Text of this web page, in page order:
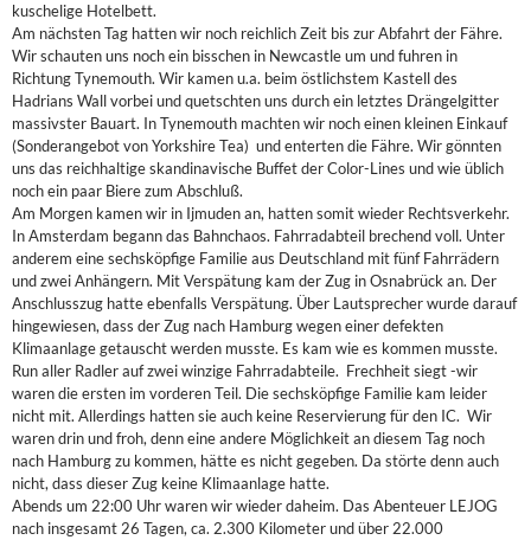
kuschelige Hotelbett.
Am nächsten Tag hatten wir noch reichlich Zeit bis zur Abfahrt der Fähre.
Wir schauten uns noch ein bisschen in Newcastle um und fuhren in
Richtung Tynemouth. Wir kamen u.a. beim östlichstem Kastell des
Hadrians Wall vorbei und quetschten uns durch ein letztes Drängelgitter
massivster Bauart. In Tynemouth machten wir noch einen kleinen Einkauf
(Sonderangebot von Yorkshire Tea) und enterten die Fähre. Wir gönnten
uns das reichhaltige skandinavische Buffet der Color-Lines und wie üblich
noch ein paar Biere zum Abschluß.
Am Morgen kamen wir in Ijmuden an, hatten somit wieder Rechtsverkehr.
In Amsterdam begann das Bahnchaos. Fahrradabteil brechend voll. Unter
anderem eine sechsköpfige Familie aus Deutschland mit fünf Fahrrädern
und zwei Anhängern. Mit Verspätung kam der Zug in Osnabrück an. Der
Anschlusszug hatte ebenfalls Verspätung. Über Lautsprecher wurde darauf
hingewiesen, dass der Zug nach Hamburg wegen einer defekten
Klimaanlage getauscht werden musste. Es kam wie es kommen musste.
Run aller Radler auf zwei winzige Fahrradabteile. Frechheit siegt -wir
waren die ersten im vorderen Teil. Die sechsköpfige Familie kam leider
nicht mit. Allerdings hatten sie auch keine Reservierung für den IC. Wir
waren drin und froh, denn eine andere Möglichkeit an diesem Tag noch
nach Hamburg zu kommen, hätte es nicht gegeben. Da störte denn auch
nicht, dass dieser Zug keine Klimaanlage hatte.
Abends um 22:00 Uhr waren wir wieder daheim. Das Abenteuer LEJOG
nach insgesamt 26 Tagen, ca. 2.300 Kilometer und über 22.000